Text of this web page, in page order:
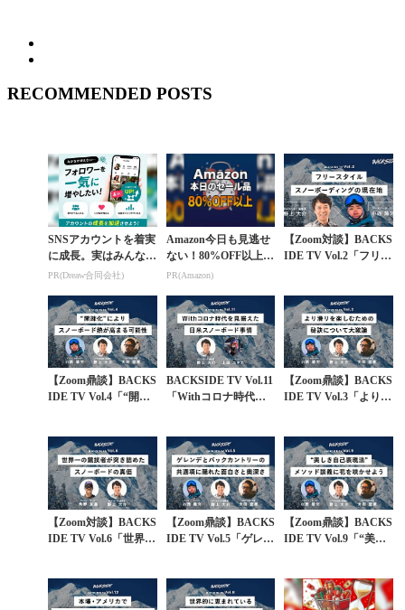
RECOMMENDED POSTS
SNSアカウントを着実
に成長。実はみんなコ
コ使ってます。
PR(Dreaw合同会社)
Amazon今日も見逃せ
ない！80%OFF以上が
続々登場
PR(Amazon)
【Zoom対談】BACKS
IDE TV Vol.2「フリー
【Zoom鼎談】BACKS
IDE TV Vol.4「“開疎
BACKSIDE TV Vol.11
「Withコロナ時代を
【Zoom鼎談】BACKS
IDE TV Vol.3「より滑
【Zoom対談】BACKS
IDE TV Vol.6「世界一
【Zoom鼎談】BACKS
IDE TV Vol.5「ゲレン
さ...
【Zoom鼎談】BACKS
IDE TV Vol.9「“美し
よ...